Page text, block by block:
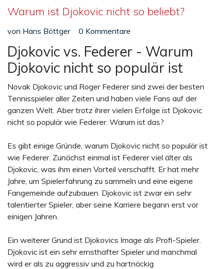
Warum ist Djokovic nicht so beliebt?
von Hans Böttger 0 Kommentare
Djokovic vs. Federer - Warum
Djokovic nicht so populär ist
Novak Djokovic und Roger Federer sind zwei der besten
Tennisspieler aller Zeiten und haben viele Fans auf der
ganzen Welt. Aber trotz ihrer vielen Erfolge ist Djokovic
nicht so populär wie Federer. Warum ist das?
Es gibt einige Gründe, warum Djokovic nicht so populär ist
wie Federer. Zunächst einmal ist Federer viel älter als
Djokovic, was ihm einen Vorteil verschafft. Er hat mehr
Jahre, um Spielerfahrung zu sammeln und eine eigene
Fangemeinde aufzubauen. Djokovic ist zwar ein sehr
talentierter Spieler, aber seine Karriere begann erst vor
einigen Jahren.
Ein weiterer Grund ist Djokovics Image als Profi-Spieler.
Djokovic ist ein sehr ernsthafter Spieler und manchmal
wird er als zu aggressiv und zu hartnäckig